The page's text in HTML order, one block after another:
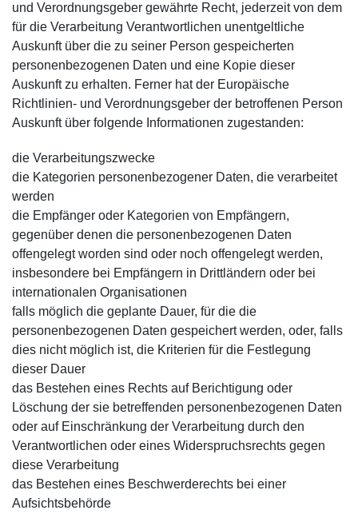
und Verordnungsgeber gewährte Recht, jederzeit von dem
für die Verarbeitung Verantwortlichen unentgeltliche
Auskunft über die zu seiner Person gespeicherten
personenbezogenen Daten und eine Kopie dieser
Auskunft zu erhalten. Ferner hat der Europäische
Richtlinien- und Verordnungsgeber der betroffenen Person
Auskunft über folgende Informationen zugestanden:
die Verarbeitungszwecke
die Kategorien personenbezogener Daten, die verarbeitet
werden
die Empfänger oder Kategorien von Empfängern,
gegenüber denen die personenbezogenen Daten
offengelegt worden sind oder noch offengelegt werden,
insbesondere bei Empfängern in Drittländern oder bei
internationalen Organisationen
falls möglich die geplante Dauer, für die die
personenbezogenen Daten gespeichert werden, oder, falls
dies nicht möglich ist, die Kriterien für die Festlegung
dieser Dauer
das Bestehen eines Rechts auf Berichtigung oder
Löschung der sie betreffenden personenbezogenen Daten
oder auf Einschränkung der Verarbeitung durch den
Verantwortlichen oder eines Widerspruchsrechts gegen
diese Verarbeitung
das Bestehen eines Beschwerderechts bei einer
Aufsichtsbehörde